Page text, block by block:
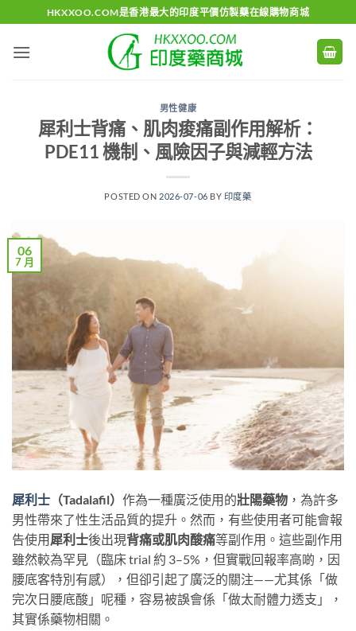
to
content
HKXXOO.COM是香港最大的印度平價仿製藥在線購物商城
男性健康
犀利士背痛、肌肉痠痛副作用解析：
PDE11 機制、風險因子與減輕方法
POSTED ON 2026-07-06 BY 印度藥
06
7 月
犀利士 （Tadalafil） 作為一種廣泛使用的壯陽藥物 ，為許多
男性帶來了性生活品質的提升。然而，有些使用者可能會報
告使用犀利士後出現背痛或肌肉酸痛等副作用。這些副作用
雖然較為罕見（臨床 trial 約 3–5%，但實戰回報率高啲，因
腰底客特別有感），但卻引起了廣泛的關注——尤其係「做
完次日腰底酸」呢種，容易被誤會係「做太耐體力透支」，
其實係藥物相關。